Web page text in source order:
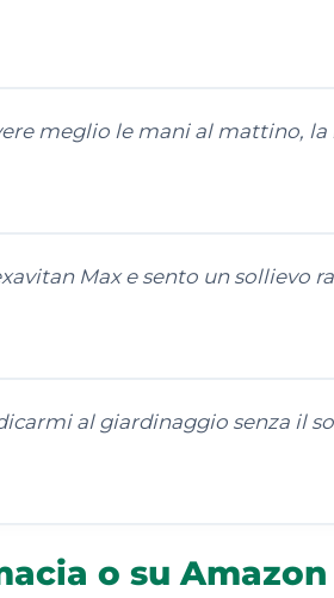
meglio le mani al mattino,
Max e sento un sollievo
al giardinaggio senza il
o su Amazon